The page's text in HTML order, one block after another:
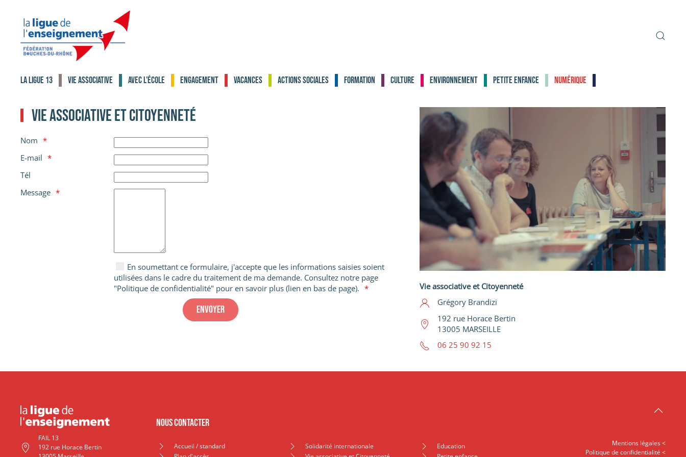
Accéder au contenu principal
La Ligue 13 Vie associative Avec l'école Engagement Vacances Actions sociales Formation Culture Environnement Petite enfance Numérique
Vie associative et Citoyenneté
Nom
E-mail
Tél
Message
En soumettant ce formulaire, j'accepte que les informations saisies soient
utilisées dans le cadre du traitement de ma demande. Consultez notre page
"Politique de confidentialité" pour en savoir plus (lien en bas de page).
Vie associative et Citoyenneté
Grégory Brandizi
192 rue Horace Bertin
13005 MARSEILLE
06 25 90 92 15
FAIL 13
192 rue Horace Bertin
Nous contacter
Accueil / standard
Solidarité internationale
Education
Mentions légales <
Politique de confidentialité <